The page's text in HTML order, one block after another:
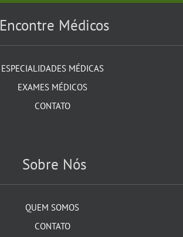
Encontre Médicos
ESPECIALIDADES MÉDICAS
EXAMES MÉDICOS
CONTATO
Sobre Nós
QUEM SOMOS
CONTATO